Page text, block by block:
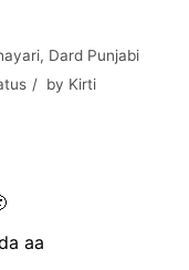
, Dard Punjabi
by Kirti
aa